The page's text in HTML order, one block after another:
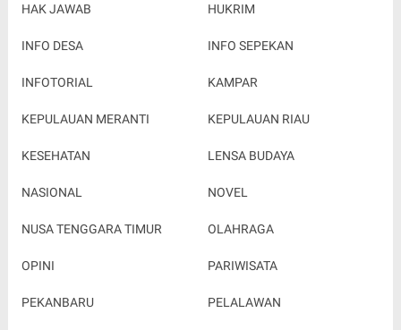
HAK JAWAB HUKRIM
INFO DESA INFO SEPEKAN
INFOTORIAL KAMPAR
KEPULAUAN MERANTI KEPULAUAN RIAU
KESEHATAN LENSA BUDAYA
NASIONAL NOVEL
NUSA TENGGARA TIMUR OLAHRAGA
OPINI PARIWISATA
PEKANBARU PELALAWAN